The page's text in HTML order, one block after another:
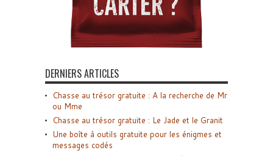
DERNIERS ARTICLES
Chasse au trésor gratuite : A la recherche de Mr
ou Mme
Chasse au trésor gratuite : Le Jade et le Granit
Une boîte à outils gratuite pour les énigmes et
messages codés